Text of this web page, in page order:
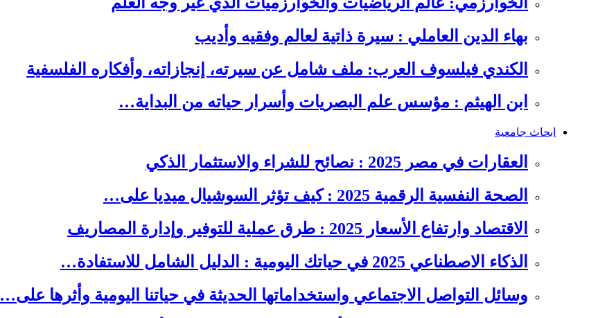
بهاء الدين العاملي : سيرة ذاتية لعالم وفقيه وأديب
الكندي فيلسوف العرب: ملف شامل عن سيرته، إنجازاته، وأفكاره الفلسفية
ابن الهيثم : مؤسس علم البصريات وأسرار حياته من البداية…
ابحاث جامعية
العقارات في مصر 2025 : نصائح للشراء والاستثمار الذكي
الصحة النفسية الرقمية 2025 : كيف تؤثر السوشيال ميديا على…
الاقتصاد وارتفاع الأسعار 2025 : طرق عملية للتوفير وإدارة المصاريف
الذكاء الاصطناعي 2025 في حياتك اليومية : الدليل الشامل للاستفادة…
وسائل التواصل الاجتماعي واستخداماتها الحديثة في حياتنا اليومية وأثرها على…